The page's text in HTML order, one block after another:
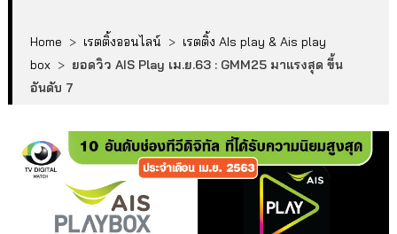
Home > เรตติ้งออนไลน์ > เรตติ้ง AIs play & Ais play
box > ยอดวิว AIS Play เม.ย.63 : GMM25 มาแรงสุด ขึ้น
อันดับ 7